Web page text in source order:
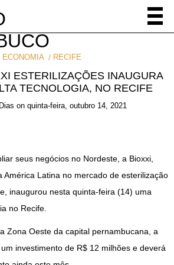
ECONOMIA RECIFE
ESTERILIZAÇÕES INAUGURA
TECNOLOGIA, NO RECIFE
on quinta-feira, outubro 14, 2021
seus negócios no Nordeste, a Bioxxi,
América Latina no mercado de esterilização
inaugurou nesta quinta-feira (14) uma
no Recife.
Zona Oeste da capital pernambucana, a
investimento de R$ 12 milhões e deverá